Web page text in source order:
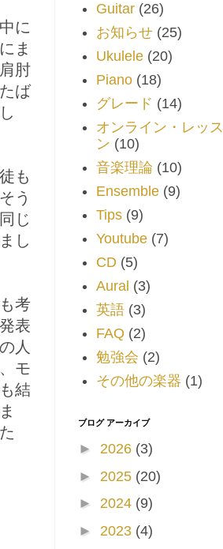
に
ま
肘
ば
も
う
じ
し
考
表
人
モ
結
Guitar (26)
お知らせ (25)
Ukulele (20)
Piano (18)
グレード (14)
オンライン・レッス
ン (10)
音楽理論 (10)
Ensemble (9)
Tips (9)
Youtube (7)
CD (5)
Aural (3)
英語 (3)
FAQ (2)
勉強会 (2)
その他の楽器 (1)
ブログ アーカイブ
► 2026 (3)
► 2025 (20)
► 2024 (9)
► 2023 (4)